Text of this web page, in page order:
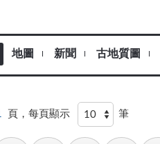
地圖 新聞 古地質圖
頁，每頁顯示 筆